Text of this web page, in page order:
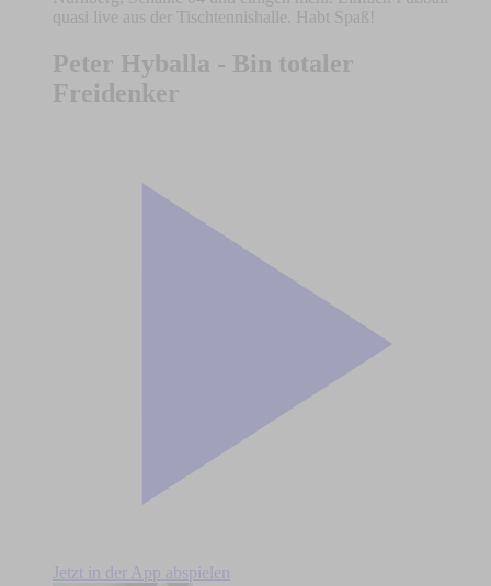
quasi live aus der Tischtennishalle. Habt Spaß!
Peter Hyballa - Bin totaler
Freidenker
Jetzt in der App abspielen